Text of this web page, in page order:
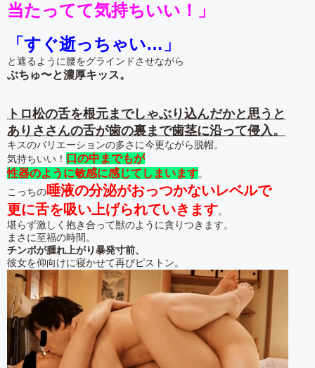
当たってて気持ちいい！」
「すぐ逝っちゃい…」
と遮るように腰をグラインドさせながら
ぶちゅ〜と濃厚キッス。
トロ松の舌を根元までしゃぶり込んだかと思うと
ありささんの舌が歯の裏まで歯茎に沿って侵入。
キスのバリエーションの多さに今更ながら脱帽。
気持ちいい！ 口の中までもが
性器のように敏感に感じてしまいます。
こっちの唾液の分泌がおっつかないレベルで
更に舌を吸い上げられていきます。
堪らず激しく抱き合って獣のように貪りつきます。
まさに至福の時間。
チンポが腫れ上がり暴発寸前、
彼女を仰向けに寝かせて再びピストン。